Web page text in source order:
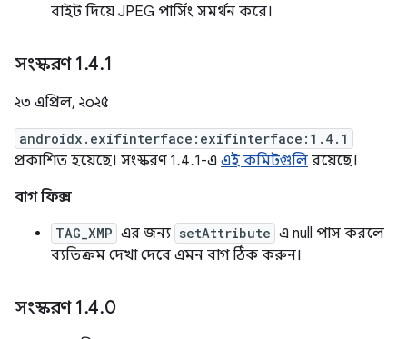
বাইট দিয়ে JPEG পার্সিং সমর্থন করে।
সংস্করণ 1.4.1
২৩ এপ্রিল, ২০২৫
androidx.exifinterface:exifinterface:1.4.1
প্রকাশিত হয়েছে। সংস্করণ 1.4.1-এ এই কমিটগুলি রয়েছে।
বাগ ফিক্স
TAG_XMP এর জন্য setAttribute এ null পাস করলে
ব্যতিক্রম দেখা দেবে এমন বাগ ঠিক করুন।
সংস্করণ 1.4.0